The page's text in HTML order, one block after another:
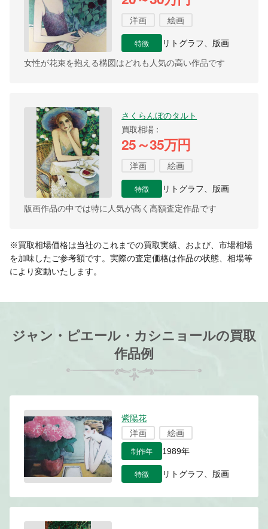
洋画 絵画
特徴 リトグラフ、版画
女性が花束を抱える構図はどれも人気の高い作品です
さくらんぼのタルト
買取相場
25～35万円
洋画 絵画
特徴 リトグラフ、版画
版画作品の中では特に人気が高く高額査定作品です
※買取相場価格は当社のこれまでの買取実績、および、市場相場
を加味したご参考額です。実際の査定価格は作品の状態、相場等
により変動いたします。
ジャン・ピエール・カシニョールの買取
作品例
紫陽花
洋画
絵画
制作年 1989年
特徴 リトグラフ、版画